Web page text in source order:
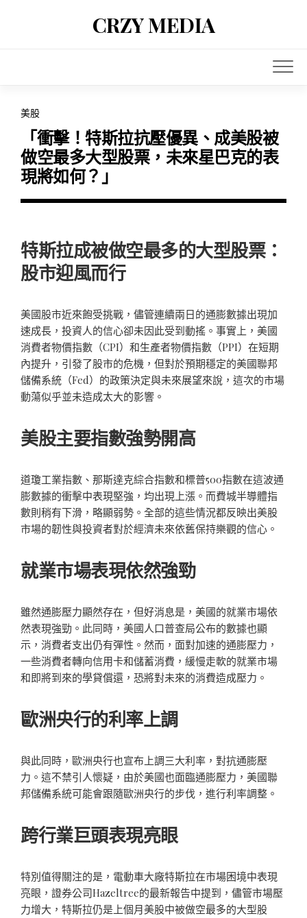
CRZY MEDIA
美股
「衝擊！特斯拉抗壓優異、成美股被
做空最多大型股票，未來星巴克的表
現將如何？」
特斯拉成被做空最多的大型股票：
股市迎風而行
美國股市近來飽受挑戰，儘管連續兩日的通膨數據出現加
速成長，投資人的信心卻未因此受到動搖。事實上，美國
消費者物價指數（CPI）和生產者物價指數（PPI）在短期
內提升，引發了股市的危機，但對於預期穩定的美國聯邦
儲備系統（Fed）的政策決定與未來展望來說，這次的市場
動蕩似乎並未造成太大的影響。
美股主要指數強勢開高
道瓊工業指數、那斯達克綜合指數和標普500指數在這波通
膨數據的衝擊中表現堅強，均出現上漲。而費城半導體指
數則稍有下滑，略顯弱勢。全部的這些情況都反映出美股
市場的韌性與投資者對於經濟未來依舊保持樂觀的信心。
就業市場表現依然強勁
雖然通膨壓力顯然存在，但好消息是，美國的就業市場依
然表現強勁。此同時，美國人口普查局公布的數據也顯
示，消費者支出仍有彈性。然而，面對加速的通膨壓力，
一些消費者轉向信用卡和儲蓄消費，緩慢走軟的就業市場
和即將到來的學貸償還，恐將對未來的消費造成壓力。
歐洲央行的利率上調
與此同時，歐洲央行也宣布上調三大利率，對抗通膨壓
力。這不禁引人懷疑，由於美國也面臨通膨壓力，美國聯
邦儲備系統可能會跟隨歐洲央行的步伐，進行利率調整。
跨行業巨頭表現亮眼
特別值得關注的是，電動車大廠特斯拉在市場困境中表現
亮眼，證券公司Hazeltree的最新報告中提到，儘管市場壓
力增大，特斯拉仍是上個月美股中被做空最多的大型股